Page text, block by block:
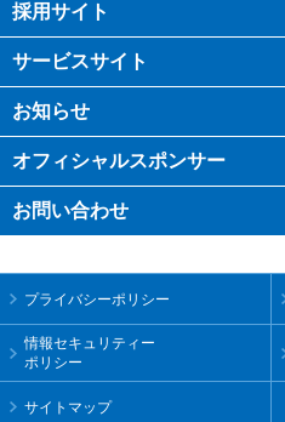
採用サイト
サービスサイト
お知らせ
オフィシャルスポンサー
お問い合わせ
プライバシーポリシー
情報セキュリティー
ポリシー
サイトマップ